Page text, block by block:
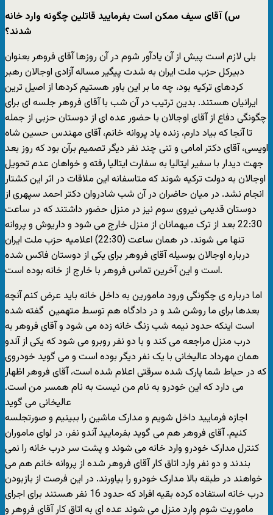
س) آقای سیف ممکن است بفرمایید قاتلین چگونه وارد خانه
شدند؟
بلی لازم است پیش از آن یادآور شوم در آن روزها آقای فروهر بعنوان
دبیرکل حزب ملت ایران به شدت پیگیر مساله آزادی اوجالان رهبر
کردهای ترکیه بود، چه ما بر این باور هستیم کردها از اصیل ترین
ایرانیان هستند. بدین ترتیب در آن شب با آقای فروهر جلسه ای برای
چگونگی دفاع از آقای اوجالان با حضور عده ای از دوستان حزبی از جمله
تا آنجا که بیاد دارم، زنده یاد پروانه خانم، آقای مهندس حسین شاه
اویسی، آقای دکتر امامی و تنی چند نفر دیگر تصمیم برآن بود که روز بعد
جهت دیدار با سفیر ایتالیا به سفارت ایتالیا رفته و خواهان عدم تحویل
اوجالان به دولت ترکیه شوند که متاسفانه این ملاقات در اثر این کشتار
انجام نشد. در میان حاضران در آن شب شادروان دکتر احمد سپهری از
دوستان قدیمی نیروی سوم نیز در منزل حضور داشتند که در ساعت
22:30 بعد از ترک میهمانان از منزل خارج می شود و داریوش و پروانه
تنها می شوند. در همان ساعت (22:30) اعلامیه حزب ملت ایران
درباره اوجالان بوسیله آقای فروهر برای یکی از دوستان فاکس شده
است و این آخرین تماس فروهر با خارج از خانه بوده است.
اما درباره ی چگونگی ورود مامورین به داخل خانه باید عرض کنم آنچه
بعدها برای ما روشن شد و در دادگاه هم توسط متهمین گفته شده
است اینکه حدود نیمه شب زنگ خانه زده می شود و آقای فروهر به
درب منزل مراجعه می کند و با دو نفر روبرو می شود که یکی از آندو
همان مهرداد عالیخانی با یک نفر دیگر بوده است و می گوید خودروی
که در حیاط شما پارک شده سرقتی اعلام شده است، آقای فروهر اظهار
می دارد که این خودرو به نام من نیست به نام همسر من است.
عالیخانی می گوید
اجازه فرمایید داخل شویم و مدارک ماشین را ببینیم و صورتجلسه
کنیم. آقای فروهر هم می گوید بفرمایید آندو نفر، در لوای ماموران
کنترل مدارک خودرو وارد خانه می شوند و پشت سر درب خانه را نمی
بندند و دو نفر وارد اتاق کار آقای فروهر شده از پروانه خانم هم می
خواهند در طبقه بالا مدارک خودرو را بیاورند. در این فرصت از بازبودن
درب خانه استفاده کرده بقیه افراد که حدود 16 نفر هستند برای اجرای
ماموریت شوم وارد منزل می شوند عده ای به اتاق کار آقای فروهر و